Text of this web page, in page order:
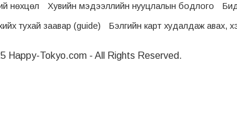
нөхцөл Хувийн мэдээллийн нууцлалын бодлого
тухай заавар (guide) Бэлгийн карт худалдаж авах,
Happy-Tokyo.com - All Rights Reserved.